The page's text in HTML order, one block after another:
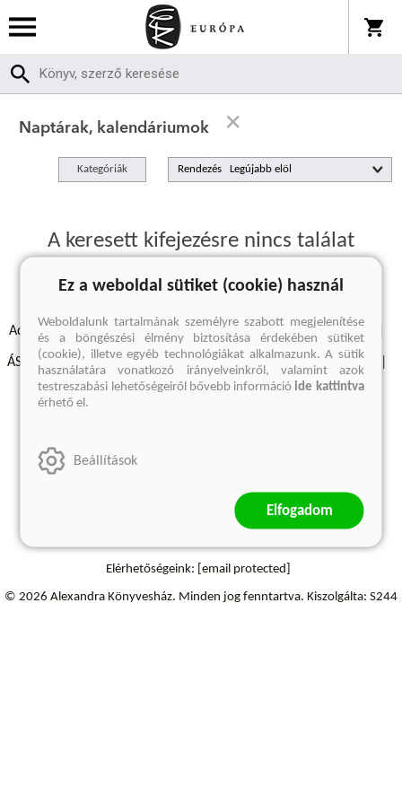
Naptárak, kalendáriumok
Kategóriák Rendezés
A keresett kifejezésre nincs találat
Adatvédelmi szabályzatok Elállási felmondási nyilatkozat
ÁSZF - Vásárlási feltételek A kiadóról Süti beállítások
Árkötött termékek Kommentelési szabályzat
Elérhetőségeink: [email protected]
© 2026 Alexandra Könyvesház. Minden jog fenntartva. Kiszolgálta: S244
Ez a weboldal sütiket (cookie) használ
Weboldalunk tartalmának személyre szabott megjelenítése
és a böngészési élmény biztosítása érdekében sütiket
(cookie), illetve egyéb technológiákat alkalmazunk. A sütik
használatára vonatkozó irányelveinkről, valamint azok
testreszabási lehetőségeiről bővebb információide kattintva
érhető el.
Beállítások
Elfogadom